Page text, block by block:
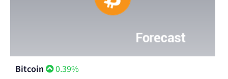
Bitcoin 0.39%